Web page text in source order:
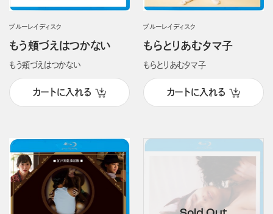
ブルーレイディスク
もう頬づえはつかない
もう頬づえはつかない
カートに入れる
ブルーレイディスク
もらとりあむタマ子
もらとりあむタマ子
カートに入れる